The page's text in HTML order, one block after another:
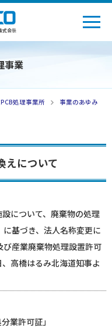
式会社
事業
処理事業所
事業のあゆみ
えについて
について、廃棄物の処理
基づき、法人名称変更に
産業廃棄物処理設置許可
高橋はるみ北海道知事よ
業許可証」